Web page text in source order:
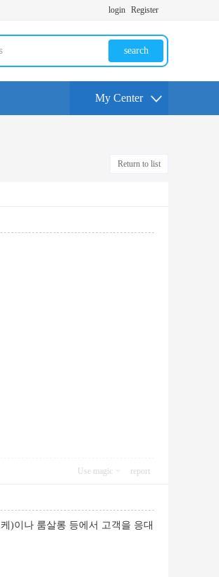
login Register
search
My Center
Return to list
Use magic report
)이나 룸살롱 등에서 고객을 응대